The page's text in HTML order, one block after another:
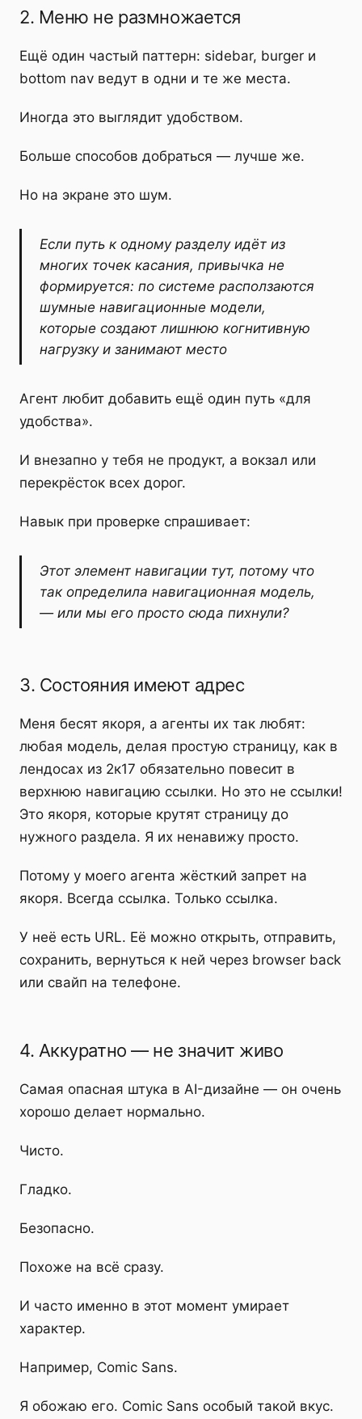
2. Меню не размножается
Ещё один частый паттерн: sidebar, burger и
bottom nav ведут в одни и те же места.
Иногда это выглядит удобством.
Больше способов добраться — лучше же.
Но на экране это шум.
Если путь к одному разделу идёт из
многих точек касания, привычка не
формируется: по системе расползаются
шумные навигационные модели,
которые создают лишнюю когнитивную
нагрузку и занимают место
Агент любит добавить ещё один путь «для
удобства».
И внезапно у тебя не продукт, а вокзал или
перекрёсток всех дорог.
Навык при проверке спрашивает:
Этот элемент навигации тут, потому что
так определила навигационная модель,
— или мы его просто сюда пихнули?
3. Состояния имеют адрес
Меня бесят якоря, а агенты их так любят:
любая модель, делая простую страницу, как в
лендосах из 2к17 обязательно повесит в
верхнюю навигацию ссылки. Но это не ссылки!
Это якоря, которые крутят страницу до
нужного раздела. Я их ненавижу просто.
Потому у моего агента жёсткий запрет на
якоря. Всегда ссылка. Только ссылка.
У неё есть URL. Её можно открыть, отправить,
сохранить, вернуться к ней через browser back
или свайп на телефоне.
4. Аккуратно — не значит живо
Самая опасная штука в AI-дизайне — он очень
хорошо делает нормально.
Чисто.
Гладко.
Безопасно.
Похоже на всё сразу.
И часто именно в этот момент умирает
характер.
Например, Comic Sans.
Я обожаю его. Comic Sans особый такой вкус.